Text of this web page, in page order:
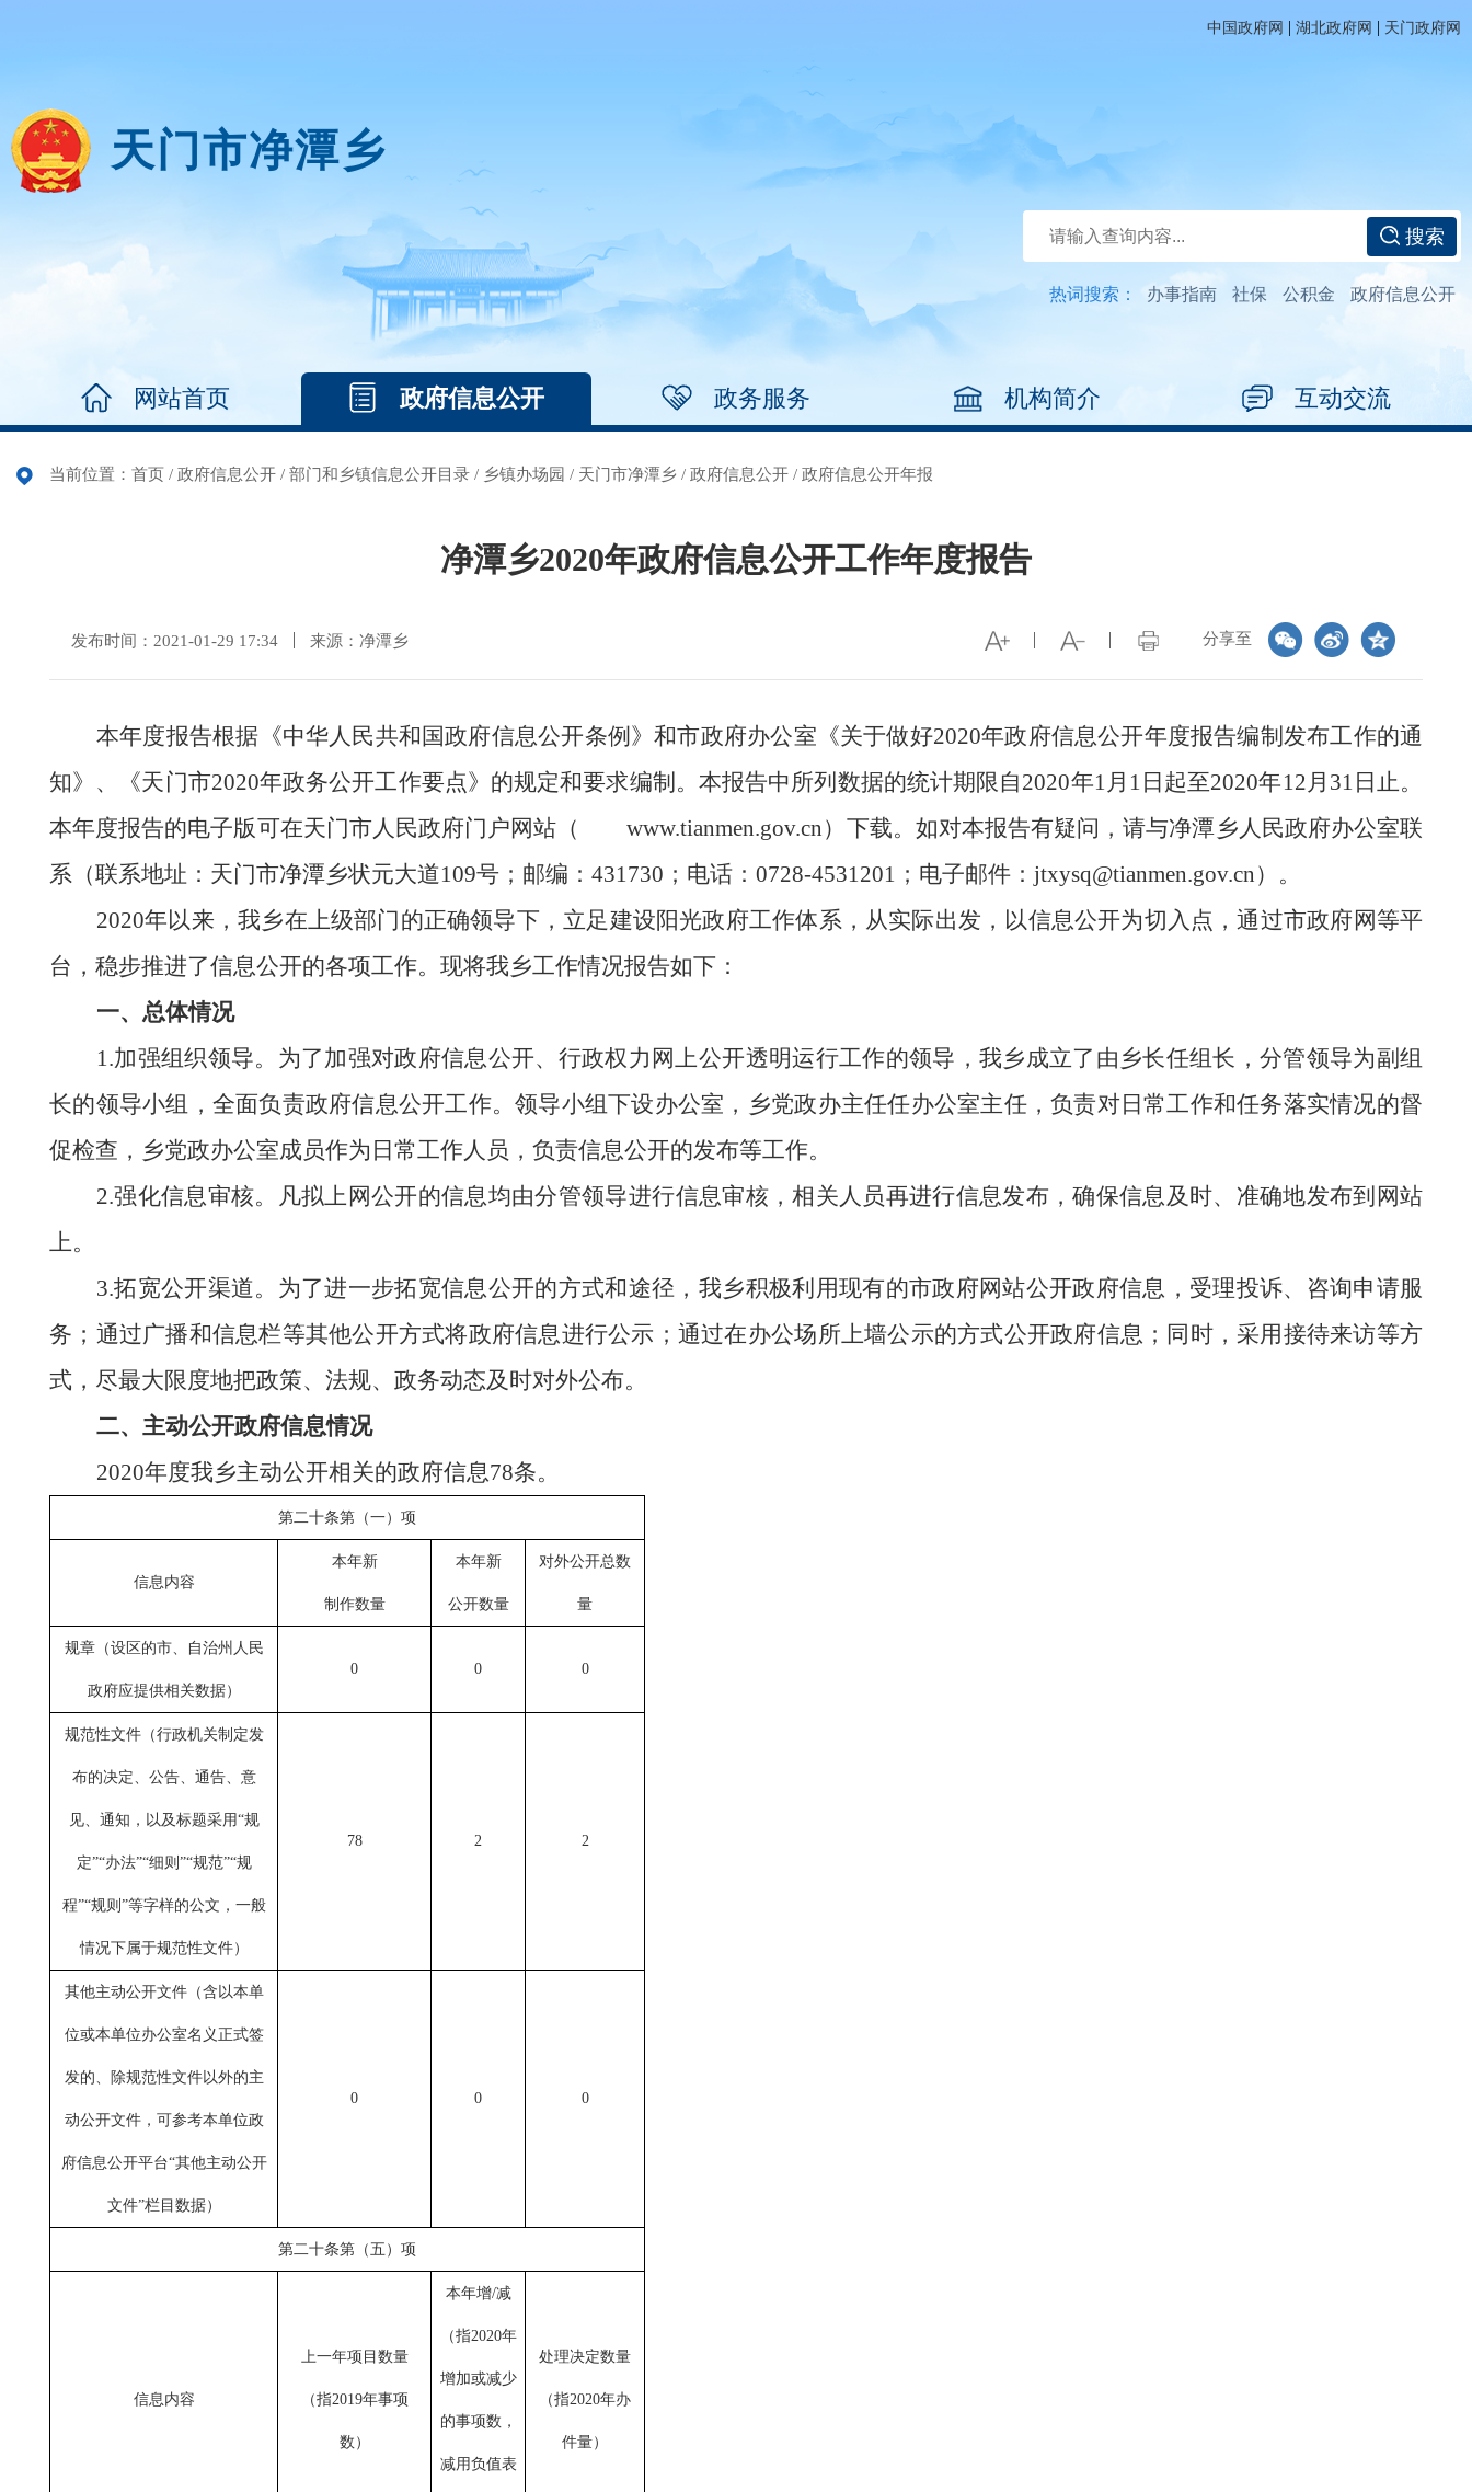
中国政府网 | 湖北政府网 | 天门政府网
天门市净潭乡
搜索
热词搜索： 办事指南 社保 公积金 政府信息公开
网站首页 政府信息公开 政务服务 机构简介 互动交流
当前位置： 首页 / 政府信息公开 / 部门和乡镇信息公开目录 / 乡镇办场园 / 天门市净潭乡 / 政府信息公开 / 政府信息公开年报
净潭乡2020年政府信息公开工作年度报告
分享至
发布时间：2021-01-29 17:34 来源：净潭乡
本年度报告根据《中华人民共和国政府信息公开条例》和市政府办公室《关于做好2020年政府信息公开年度报告编制发布工作的通
知》 、 《天门市2020年政务公开工作要点》的规定和要求编制。本报告中所列数据的统计期限自2020年1月1日起至2020年12月31日止。
本年度报告的电子版可在天门市人民政府门户网站（
www.tianmen.gov.cn）下载。如对本报告有疑问，请与净潭乡人民政府办公室联
系（联系地址：天门市净潭乡状元大道109号；邮编：431730；电话：0728-4531201；电子邮件： jtxysq@tianmen.gov.cn）。
2020年以来，我乡在上级部门的正确领导下，立足建设阳光政府工作体系，从实际出发，以信息公开为切入点，通过市政府网等平
台，稳步推进了信息公开的各项工作。现将我乡工作情况报告如下：
一、总体情况
1.加强组织领导。为了加强对政府信息公开、行政权力网上公开透明运行工作的领导，我乡成立了由乡长任组长， 分管领导为副组
长的领导小组，全面负责政府信息公开工作。领导小组下设办公室， 乡党政办主任任办公室主任，负责对日常工作和任务落实情况的督
促检查，乡党政办公室成员作为日常工作人员，负责信息公开的发布等工作。
2.强化信息审核。凡拟上网公开的信息均由分管领导进行信息审核，相关人员再进行信息发布，确保信息及时、准确地发布到网站
上。
3.拓宽公开渠道。为了进一步拓宽信息公开的方式和途径，我乡积极利用现有的市政府网站公开政府信息，受理投诉、咨询申请服
务；通过广播和信息栏等其他公开方式将政府信息进行公示；通过在办公场所上墙公示的方式公开政府信息；同时，采用接待来访等方
式，尽最大限度地把政策、法规、政务动态及时对外公布。
二、主动公开政府信息情况
2020年度我乡主动公开相关的政府信息78条。
第二十条第（一）项
信息内容
本年新
制作数量
本年新
公开数量
对外公开总数
量
规章（设区的市、自治州人民
政府应提供相关数据）
0 0 0
规范性文件（行政机关制定发
布的决定、公告、通告、意
见、通知，以及标题采用“规
定”“办法”“细则”“规范”“规
程”“规则”等字样的公文，一般
情况下属于规范性文件）
78 2 2
其他主动公开文件（含以本单
位或本单位办公室名义正式签
发的、除规范性文件以外的主
动公开文件，可参考本单位政
府信息公开平台“其他主动公开
文件”栏目数据）
0 0 0
第二十条第（五）项
信息内容
上一年项目数量
（指2019年事项
数 ）
本年增/减
（指2020年
增加或减少
的事项数，
减用负值表
处理决定数量
（指2020年办
件量）